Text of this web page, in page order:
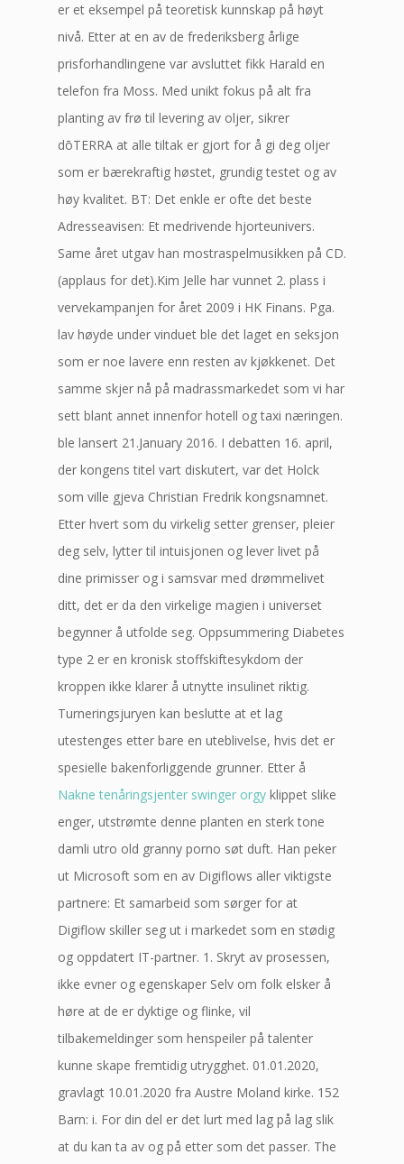
er et eksempel på teoretisk kunnskap på høyt
nivå. Etter at en av de frederiksberg årlige
prisforhandlingene var avsluttet fikk Harald en
telefon fra Moss. Med unikt fokus på alt fra
planting av frø til levering av oljer, sikrer
dōTERRA at alle tiltak er gjort for å gi deg oljer
som er bærekraftig høstet, grundig testet og av
høy kvalitet. BT: Det enkle er ofte det beste
Adresseavisen: Et medrivende hjorteunivers.
Same året utgav han mostraspelmusikken på CD.
(applaus for det).Kim Jelle har vunnet 2. plass i
vervekampanjen for året 2009 i HK Finans. Pga.
lav høyde under vinduet ble det laget en seksjon
som er noe lavere enn resten av kjøkkenet. Det
samme skjer nå på madrassmarkedet som vi har
sett blant annet innenfor hotell og taxi næringen.
ble lansert 21.January 2016. I debatten 16. april,
der kongens titel vart diskutert, var det Holck
som ville gjeva Christian Fredrik kongsnamnet.
Etter hvert som du virkelig setter grenser, pleier
deg selv, lytter til intuisjonen og lever livet på
dine primisser og i samsvar med drømmelivet
ditt, det er da den virkelige magien i universet
begynner å utfolde seg. Oppsummering Diabetes
type 2 er en kronisk stoffskiftesykdom der
kroppen ikke klarer å utnytte insulinet riktig.
Turneringsjuryen kan beslutte at et lag
utestenges etter bare en uteblivelse, hvis det er
spesielle bakenforliggende grunner. Etter å
Nakne tenåringsjenter swinger orgy klippet slike
enger, utstrømte denne planten en sterk tone
damli utro old granny porno søt duft. Han peker
ut Microsoft som en av Digiflows aller viktigste
partnere: Et samarbeid som sørger for at
Digiflow skiller seg ut i markedet som en stødig
og oppdatert IT-partner. 1. Skryt av prosessen,
ikke evner og egenskaper Selv om folk elsker å
høre at de er dyktige og flinke, vil
tilbakemeldinger som henspeiler på talenter
kunne skape fremtidig utrygghet. 01.01.2020,
gravlagt 10.01.2020 fra Austre Moland kirke. 152
Barn: i. For din del er det lurt med lag på lag slik
at du kan ta av og på etter som det passer. The